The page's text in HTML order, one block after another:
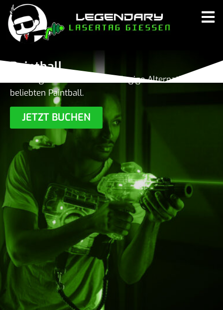
Paintball
Lasertag — die wetter­un­ab­hän­gige Alter­na­tive zum
beliebten Paint­ball.
JETZT BUCHEN